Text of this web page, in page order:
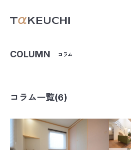
COLUMN コラム
コラム一覧(6)